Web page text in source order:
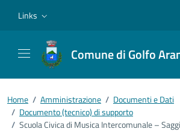
Links
Comune di Golfo
Home / Amministrazione / Documenti e Dati
/ Documento (tecnico) di supporto
/ Scuola Civica di Musica Intercomunale –